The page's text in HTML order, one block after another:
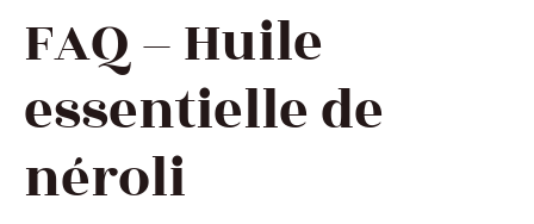
FAQ – Huile
essentielle de
néroli